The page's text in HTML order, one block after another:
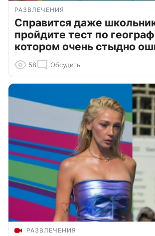
РАЗВЛЕЧЕНИЯ
Справится даже
пройдите тест по
котором очень стыдно
58 Обсудить
РАЗВЛЕЧЕНИЯ